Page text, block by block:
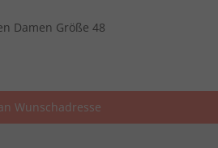
Damen Größe 48
Wunschadresse